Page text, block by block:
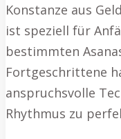
Konstanze aus
ist speziell für
bestimmten
Fortgeschrittene
anspruchsvolle
Rhythmus zu